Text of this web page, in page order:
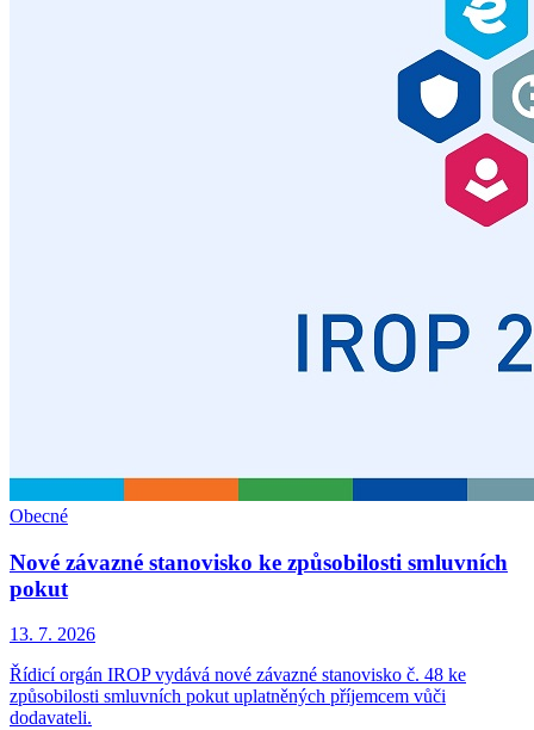
Obecné
Nové závazné stanovisko ke způsobilosti smluvních
pokut
13. 7. 2026
Řídicí orgán IROP vydává nové závazné stanovisko č. 48 ke
způsobilosti smluvních pokut uplatněných příjemcem vůči
dodavateli.